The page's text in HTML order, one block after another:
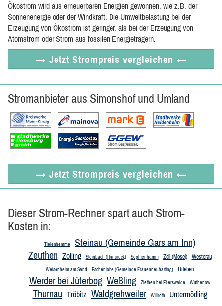
Ökostrom wird aus erneuerbaren Energien gewonnen, wie z.B. der
Sonnenenergie oder der Windkraft. Die Umweltbelastung bei der
Erzeugung von Ökostrom ist geringer, als bei der Erzeugung von
Atomstrom oder Strom aus fossilen Energieträgern.
→ Jetzt Strompreis vergleichen ←
Stromanbieter aus Simonshof und Umland
→ Jetzt Strompreis vergleichen ←
Dieser Strom-Rechner spart auch Strom-
Kosten in:
Tielenhemme
Steinau (Gemeinde Gars am Inn)
Zeuthen Zolling Steinbach (Hunsrück) Sophienhamm Zell (Mosel) Westerau
Weisenheim am Sand Eschenlohe (Gemeinde Frauenneuharting) Urleben
Werder bei Jüterbog Weßling Ziethen bei Eberswalde Wuthenow
Thurnau Tröbitz Waldgrehweiler Willroth Untermödling